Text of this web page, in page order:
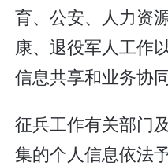
育、公安、人力资
康、退役军人工作
信息共享和业务协同
征兵工作有关部门
集的个人信息依法